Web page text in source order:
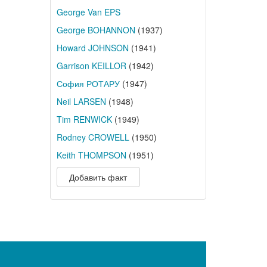
George Van EPS
George BOHANNON (1937)
Howard JOHNSON (1941)
Garrison KEILLOR(1942)
София РОТАРУ(1947)
Neil LARSEN (1948)
Tim RENWICK(1949)
Rodney CROWELL(1950)
Keith THOMPSON (1951)
Добавить факт